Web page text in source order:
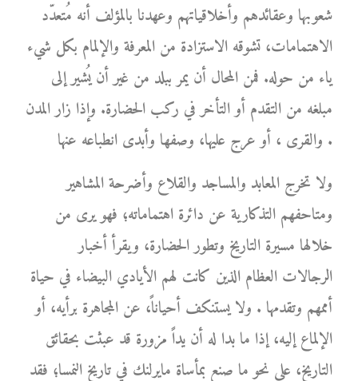
شعوبها وعقائدهم وأخلاقياتهم وعهدنا بالمؤلف أنه مُتعدّد
الاهتمامات، تشوقه الاستزادة من المعرفة والإلمام بكل شيء
ياء من حوله. فمن المحال أن يمر ببلد من غير أن يُشير إلى
مبلغه من التقدم أو التأخر في ركب الحضارة. وإذا زار المدن
والقرى ، أو عرج عليها، وصفها وأبدى انطباعه عنها .
ولا تخرج المعابد والمساجد والقلاع وأضرحة المشاهير
ومتاحفهم التذكارية عن دائرة اهتماماته؛ فهو يرى من
خلالها مسيرة التاريخ وتطور الحضارة، ويقرأ أخبار
الرجالات العظام الذين كانت لهم الأيادي البيضاء في حياة
أممهم وتقدمها . ولا يستنكف أحياناً، عن المجاهرة برأيه، أو
الإلماع إليه، إذا ما بدا له أن يداً مزورة قد عبثت بحقائق
التاريخ، على نحو ما صنع بمأساة مايرلنك في تاريخ النمسا؛ فقد